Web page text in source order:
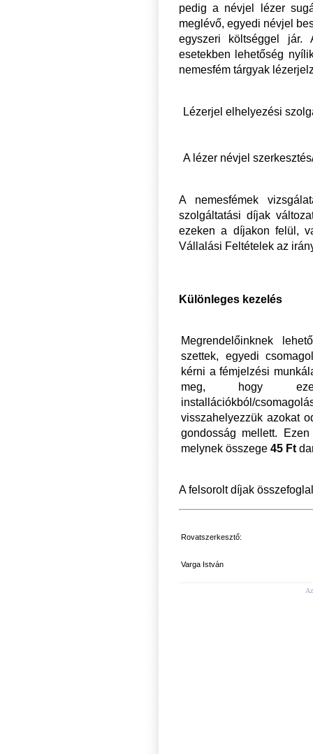
pedig a névjel lézer
meglévő, egyedi névjel
egyszeri költséggel jár.
esetekben lehetőség
nemesfém tárgyak
Lézerjel elhelyezési
A lézer névjel
A nemesfémek
szolgáltatási díjak
ezeken a díjakon felül,
Vállalási Feltételek az
Különleges kezelés
Megrendelőinknek
szettek, egyedi
kérni a fémjelzési
meg, hogy
installációkból/
visszahelyezzük azokat
gondosság mellett.
melynek összege 45 Ft
A felsorolt díjak
Rovatszerkesztő:
Varga